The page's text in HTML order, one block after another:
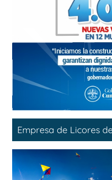
Empresa de Licores